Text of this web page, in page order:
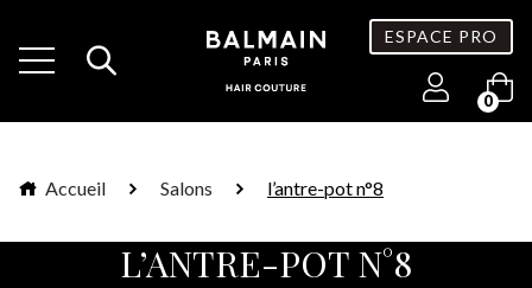
ESPACE PRO
0
Accueil Salons l’antre-pot n°8
L’ANTRE-POT N°8